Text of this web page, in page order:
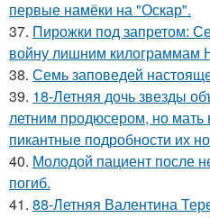
первые намёки на "Оскар".
37. Пирожки под запретом:
войну лишним килограммам
38. Семь заповедей
39. 18-Летняя дочь звезды
летним продюсером, но мать
пикантные подробности их
40. Молодой пациент после
погиб.
41. 88-Летняя Валентина